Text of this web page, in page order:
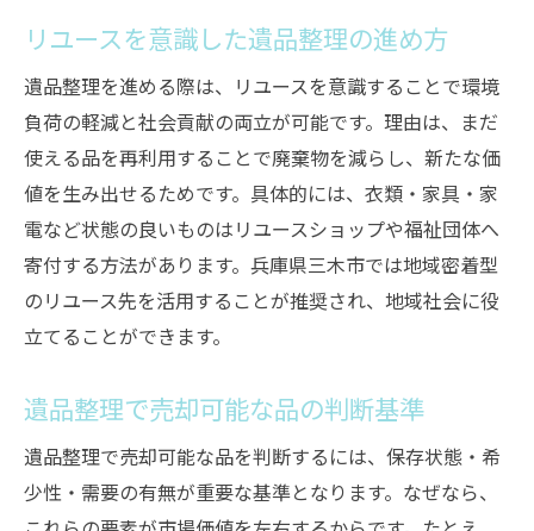
リユースを意識した遺品整理の進め方
遺品整理を進める際は、リユースを意識することで環境
負荷の軽減と社会貢献の両立が可能です。理由は、まだ
使える品を再利用することで廃棄物を減らし、新たな価
値を生み出せるためです。具体的には、衣類・家具・家
電など状態の良いものはリユースショップや福祉団体へ
寄付する方法があります。兵庫県三木市では地域密着型
のリユース先を活用することが推奨され、地域社会に役
立てることができます。
遺品整理で売却可能な品の判断基準
遺品整理で売却可能な品を判断するには、保存状態・希
少性・需要の有無が重要な基準となります。なぜなら、